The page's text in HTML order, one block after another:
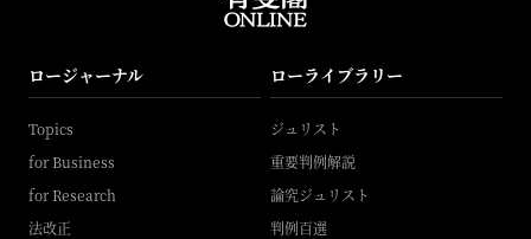
ロージャーナル
Topics
for Business
for Research
法改正
ローライブラリー
ジュリスト
重要判例解説
論究ジュリスト
判例百選